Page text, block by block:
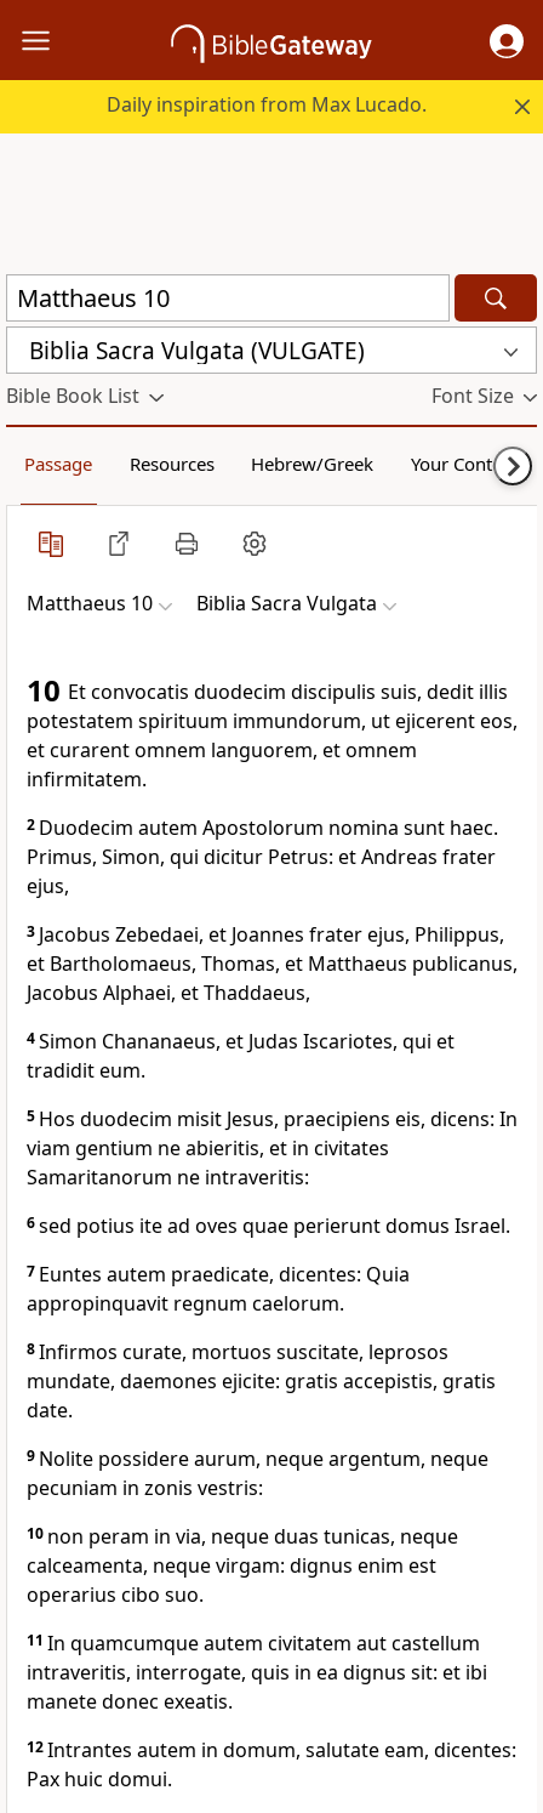
Daily inspiration from Max Lucado.
Biblia Sacra Vulgata (VULGATE)
Bible Book List Font Size
Passage Resources Hebrew/Greek Your Content
Matthaeus 10 Biblia Sacra Vulgata
10 Et convocatis duodecim discipulis suis, dedit illis
potestatem spirituum immundorum, ut ejicerent eos,
et curarent omnem languorem, et omnem
infirmitatem.
2 Duodecim autem Apostolorum nomina sunt haec.
Primus, Simon, qui dicitur Petrus: et Andreas frater
ejus,
3 Jacobus Zebedaei, et Joannes frater ejus, Philippus,
et Bartholomaeus, Thomas, et Matthaeus publicanus,
Jacobus Alphaei, et Thaddaeus,
4Simon Chananaeus, et Judas Iscariotes, qui et
tradidit eum.
5 Hos duodecim misit Jesus, praecipiens eis, dicens: In
viam gentium ne abieritis, et in civitates
Samaritanorum ne intraveritis:
6sed potius ite ad oves quae perierunt domus Israel.
7 Euntes autem praedicate, dicentes: Quia
appropinquavit regnum caelorum.
8Infirmos curate, mortuos suscitate, leprosos
mundate, daemones ejicite: gratis accepistis, gratis
date.
9 Nolite possidere aurum, neque argentum, neque
pecuniam in zonis vestris:
10 non peram in via, neque duas tunicas, neque
calceamenta, neque virgam: dignus enim est
operarius cibo suo.
11 In quamcumque autem civitatem aut castellum
intraveritis, interrogate, quis in ea dignus sit: et ibi
manete donec exeatis.
12Intrantes autem in domum, salutate eam, dicentes:
Pax huic domui.